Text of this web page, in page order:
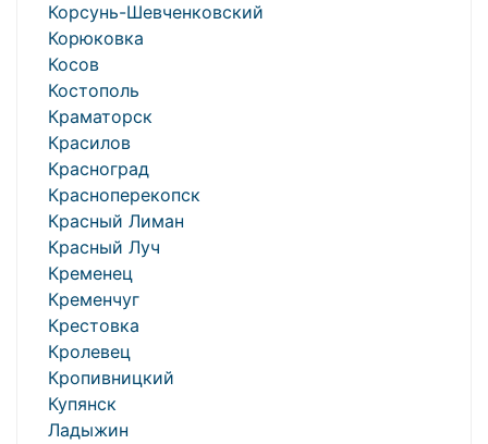
Корсунь-Шевченковский
Корюковка
Косов
Костополь
Краматорск
Красилов
Красноград
Красноперекопск
Красный Лиман
Красный Луч
Кременец
Кременчуг
Крестовка
Кролевец
Кропивницкий
Купянск
Ладыжин